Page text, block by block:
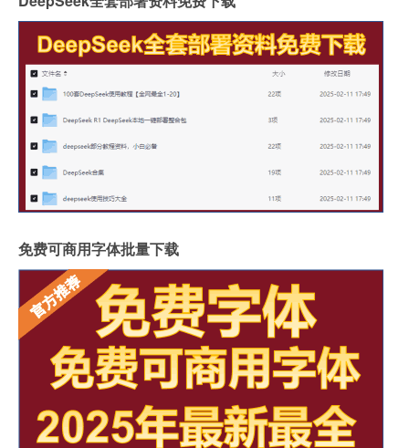
免费可商用字体批量下载